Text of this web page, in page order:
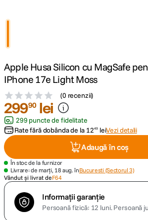
4. peak design
canon sx740 hs
6. lavaliera
card memorie
8. dji mic mini
10. insta 360
Apple Husa Silicon cu MagSafe
IPhone 17e Light Moss
(0 recenzii)
29990 lei
299 puncte de fidelitate
Rate fără dobânda de la 1249 leiVezi detalii
Adaugă în coș
În stoc de la furnizor
Livrare: de marți, 18 aug. înBucuresti (Sectorul 3)
Vândut și livrat deF64
Informații garanție
Persoană fizică: 12 luni.Persoană